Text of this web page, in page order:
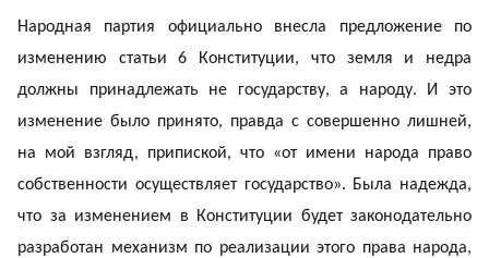
Народная партия официально внесла предложение по
изменению статьи 6 Конституции, что земля и недра
должны принадлежать не государству, а народу. И это
изменение было принято, правда с совершенно лишней,
на мой взгляд, припиской, что «от имени народа право
собственности осуществляет государство». Была надежда,
что за изменением в Конституции будет законодательно
разработан механизм по реализации этого права народа,